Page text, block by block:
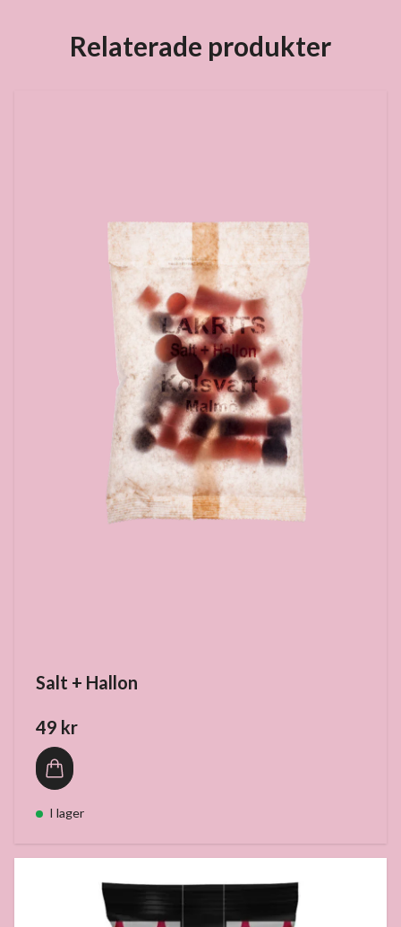
Relaterade produkter
Salt + Hallon
49 kr
I lager